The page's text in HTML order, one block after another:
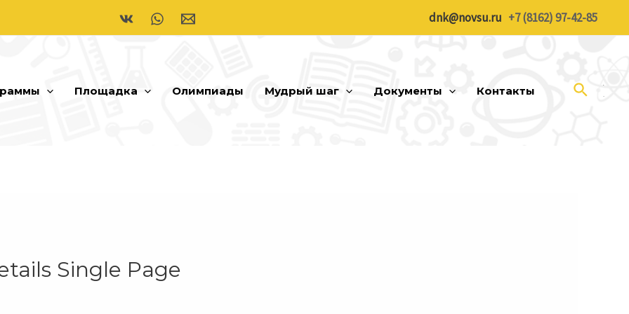
dnk@novsu.ru +7 (8162) 97-42-85
Площадка Олимпиады Мудрый шаг Документы Контакты Поиск
Single Page